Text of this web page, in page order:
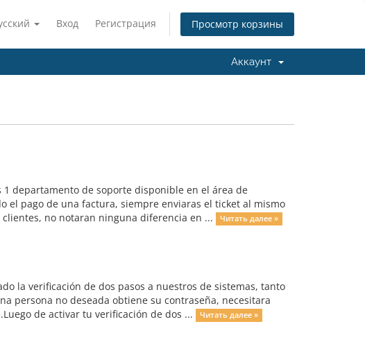
Вход Регистрация Просмотр корзины
Аккаунт
departamento de soporte disponible en el área de
el pago de una factura, siempre enviaras el ticket al mismo
no notaran ninguna diferencia en ...
Читать далее »
la verificación de dos pasos a nuestros de sistemas, tanto
persona no deseada obtiene su contraseña, necesitara
de activar tu verificación de dos ...
Читать далее »